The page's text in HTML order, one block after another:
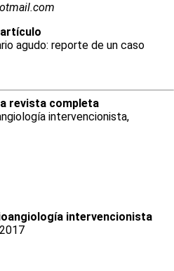
agudo: reporte de un caso
revista completa
intervencionista,
intervencionista